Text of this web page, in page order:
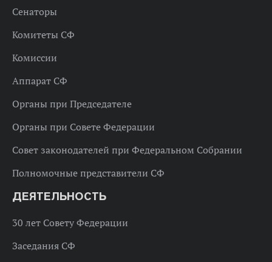
Сенаторы
Комитеты СФ
Комиссии
Аппарат СФ
Органы при Председателе
Органы при Совете Федерации
Совет законодателей при Федеральном Собрании
Полномочные представители СФ
ДЕЯТЕЛЬНОСТЬ
30 лет Совету Федерации
Заседания СФ